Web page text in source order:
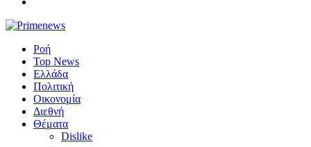
Ροή
Top News
Ελλάδα
Πολιτική
Οικονομία
Διεθνή
Θέματα
Dislike